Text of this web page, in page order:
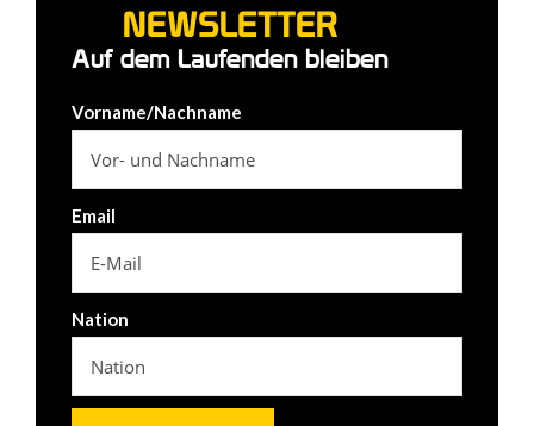
NEWSLETTER
Auf dem Laufenden bleiben
Vorname/Nachname
Email
Nation